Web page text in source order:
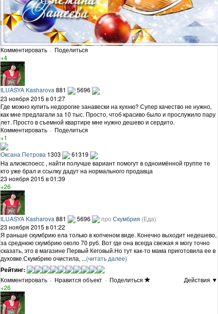
Комментировать · Поделиться
+4
ILUASYA Kasharova 881
5696
23 ноября 2015 в 01:27
Где можно купить недорогие занавески на кухню? Супер качество не нужно,
как мне предлагали за 10 тыс. Просто, чтоб красиво было и прослужило пару
лет. Просто в съемной квартире мне нужно дешево и сердито.
Комментировать · Поделиться
+1
Оксана Петрова 1303
61319
На алиэкспоесс , найти получше вариант помогут в одноимённой группе те
кто уже брал и ссылку дадут на нормального продавца
23 ноября 2015 в 01:39
+26
ILUASYA Kasharova 881 5696 про Скумбрия (Еда)
23 ноября 2015 в 01:22
Я раньше скумбрию ела только в копченом виде. Конечно выходит недешево,
за среднюю скумбрию около 70 руб. Вот где она всегда свежая я могу точно
сказать, это в магазине Первый Кеговый.Но тут как-то мама приготовила ее в
духовке.Скумбрию очистила, ...(читать далее)
Рейтинг:
Комментировать · Нравится объект · Поделиться
Действия ▼
+26